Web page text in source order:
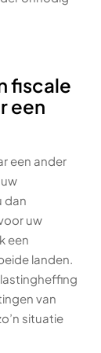
fiscale
een
een ander
dan
uw
een
landen.
van
situatie